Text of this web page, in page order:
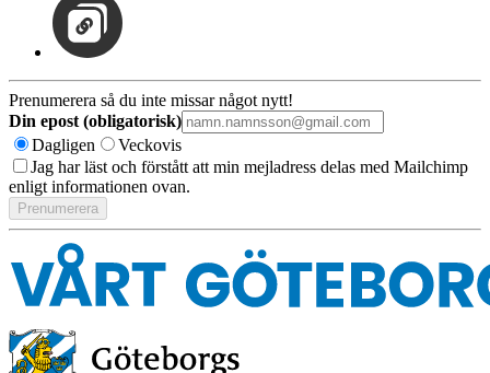
Prenumerera så du inte missar något nytt!
Din epost (obligatorisk)
Dagligen
Veckovis
Jag har läst och förstått att min mejladress delas med Mailchimp
enligt informationen ovan.